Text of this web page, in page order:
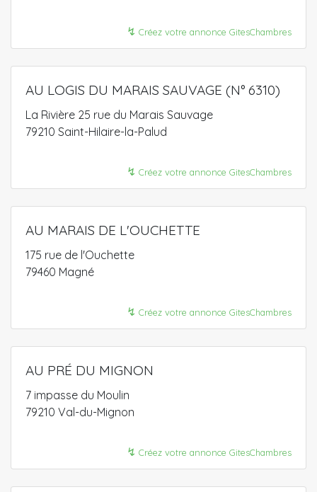
↯ Créez votre annonce GitesChambres
AU LOGIS DU MARAIS SAUVAGE (N° 6310)
La Rivière 25 rue du Marais Sauvage
79210 Saint-Hilaire-la-Palud
↯ Créez votre annonce GitesChambres
AU MARAIS DE L'OUCHETTE
175 rue de l'Ouchette
79460 Magné
↯ Créez votre annonce GitesChambres
AU PRÉ DU MIGNON
7 impasse du Moulin
79210 Val-du-Mignon
↯ Créez votre annonce GitesChambres